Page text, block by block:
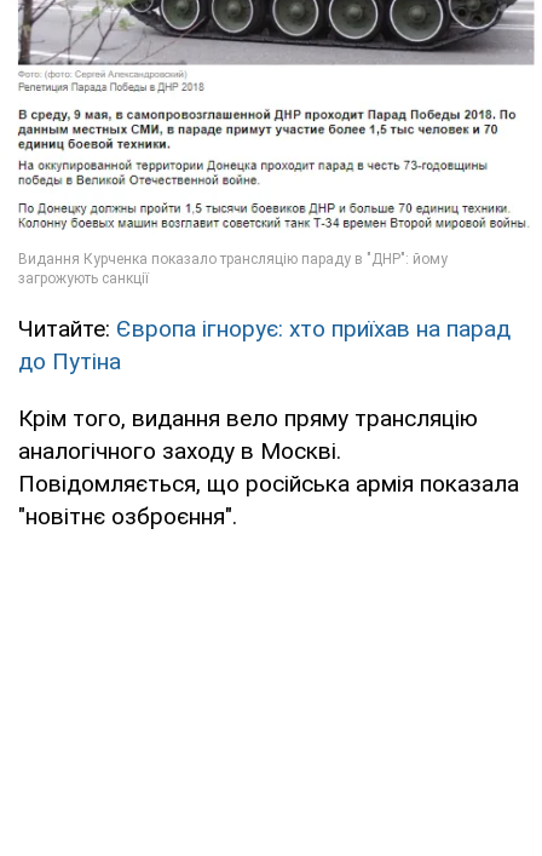
Читайте: Європа ігнорує: хто приїхав на парад
до Путіна
Крім того, видання вело пряму трансляцію
аналогічного заходу в Москві.
Повідомляється, що російська армія показала
"новітнє озброєння".